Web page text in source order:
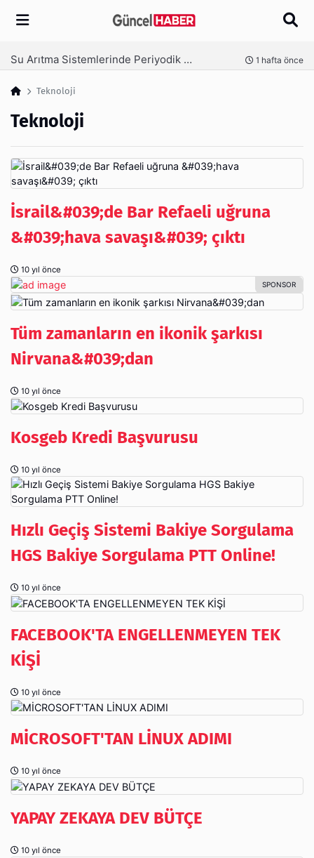
Arama
önce 3 hafta
Teknoloji
Teknoloji
İsrail&#039;de Bar Refaeli uğruna
&#039;hava savaşı&#039; çıktı
10 yıl önce
Tüm zamanların en ikonik şarkısı
Nirvana&#039;dan
10 yıl önce
Kosgeb Kredi Başvurusu
10 yıl önce
Hızlı Geçiş Sistemi Bakiye Sorgulama
HGS Bakiye Sorgulama PTT Online!
10 yıl önce
FACEBOOK'TA ENGELLENMEYEN TEK
KİŞİ
10 yıl önce
MİCROSOFT'TAN LİNUX ADIMI
10 yıl önce
YAPAY ZEKAYA DEV BÜTÇE
10 yıl önce